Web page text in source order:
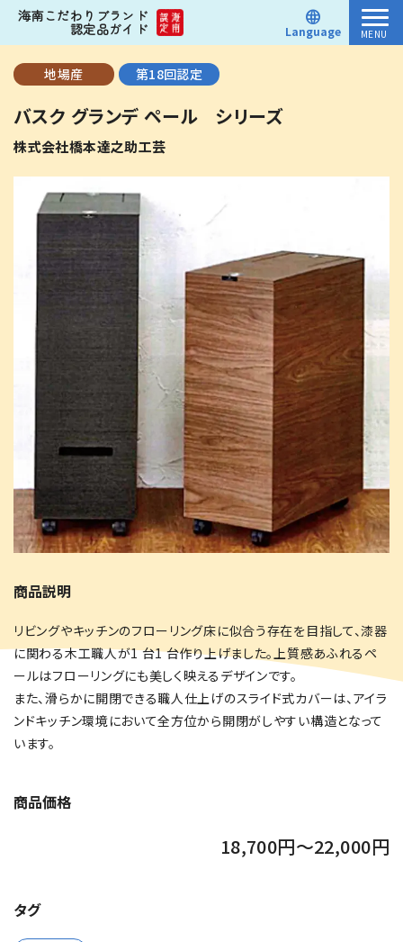
海南こだわりブランド
認定品ガイド MENU
認定品
お知らせ
お問い合わせ
商品を検索する
カテゴリー別に見る
家庭用品
地場産
グルメ
Language
地場産 第18回認定
バスク グランデ ペール シリーズ
株式会社橋本達之助工芸
商品説明
リビングやキッチンのフローリング床に似合う存在を目指して、漆器
に関わる木工職人が1 台1 台作り上げました。上質感あふれるペ
ールはフローリングにも美しく映えるデザインです。
また、滑らかに開閉できる職人仕上げのスライド式カバーは、アイラ
ンドキッチン環境において全方位から開閉がしやすい構造となって
います。
商品価格
18,700円～22,000円
タグ